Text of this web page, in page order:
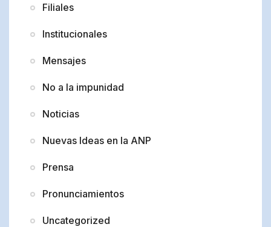
Filiales
Institucionales
Mensajes
No a la impunidad
Noticias
Nuevas Ideas en la ANP
Prensa
Pronunciamientos
Uncategorized